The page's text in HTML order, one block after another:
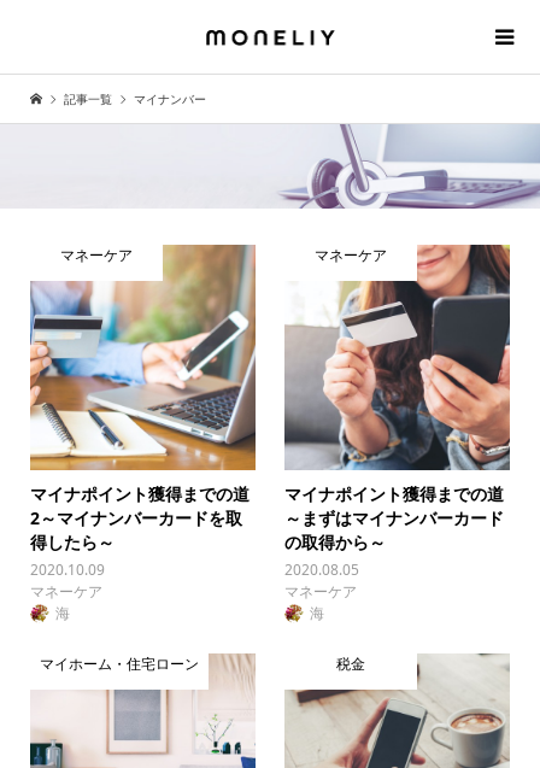
記事一覧 マイナンバー
マネーケア
マイナポイント獲得までの道
2～マイナンバーカードを取
得したら～
2020.10.09
マネーケア
海
マネーケア
マイナポイント獲得までの道
～まずはマイナンバーカード
の取得から～
2020.08.05
マネーケア
海
マイホーム・住宅ローン 税金